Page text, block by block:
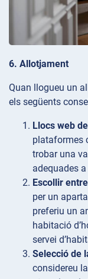
6. Allotjament
Quan llogueu un
els següents
Llocs web
plataformes
trobar una
adequades
Escollir
per un
preferiu un
habitació
servei
Selecció de
considereu